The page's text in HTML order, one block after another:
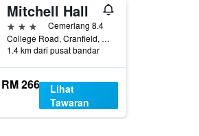
Mitchell Hall
3 bintangCemerlang 8.4
College Road, Cranfield, United Kingdom
1.4 km dari pusat bandar
RM 266
Lihat
Tawaran